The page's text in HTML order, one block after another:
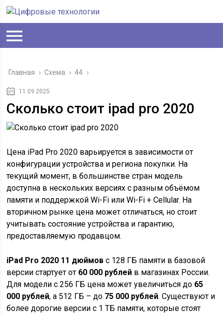
Главная › Схема › 44 ›
11.09.2025
Сколько стоит ipad pro 2020
Цена iPad Pro 2020 варьируется в зависимости от
конфигурации устройства и региона покупки. На
текущий момент, в большинстве стран модель
доступна в нескольких версиях с разным объёмом
памяти и поддержкой Wi-Fi или Wi-Fi + Cellular. На
вторичном рынке цена может отличаться, но стоит
учитывать состояние устройства и гарантию,
предоставляемую продавцом.
iPad Pro 2020 11 дюймов с 128 ГБ памяти в базовой
версии стартует от 60 000 рублей в магазинах России.
Для модели с 256 ГБ цена может увеличиться до 65
000 рублей, а 512 ГБ – до 75 000 рублей. Существуют и
более дорогие версии с 1 ТБ памяти, которые стоят